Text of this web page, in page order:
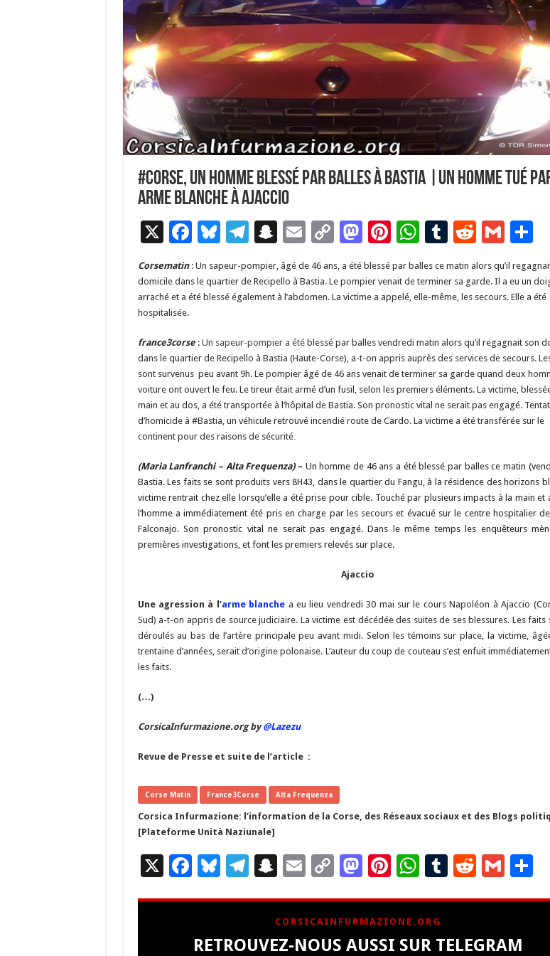
#Corse, un homme blessé par balles à Bastia |un homme tué
arme blanche à Ajaccio
X F
e
b
o
k
Bl
es
ky
T
el
e
gr
m
S
n
a
p
h
at
E
ai
l
C
p
y
n
k
M
as
to
d
n
Pi
nt
er
es
W
h
at
sA
p
T
m
bl
R
e
d
di
G
m
ai
l
P
ar
g
Corsematin : Un sapeur-pompier, âgé de 46 ans, a été blessé par balles ce matin alors qu’il
domicile dans le quartier de Recipello à Bastia. Le pompier venait de terminer sa garde. Il a eu un
arraché et a été blessé également à l’abdomen. La victime a appelé, elle-même, les secours. Elle a été
hospitalisée.
france3corse: Un sapeur-pompier a été blessé par balles vendredi matin alors qu’il regagnait son
dans le quartier de Recipello à Bastia (Haute-Corse), a-t-on appris auprès des services de secours.
sont survenus peu avant 9h. Le pompier âgé de 46 ans venait de terminer sa garde quand deux
voiture ont ouvert le feu. Le tireur était armé d’un fusil, selon les premiers éléments. La victime,
main et au dos, a été transportée à l’hôpital de Bastia. Son pronostic vital ne serait pas engagé.
d’homicide à #Bastia, un véhicule retrouvé incendié route de Cardo. La victime a été transférée sur le
continent pour des raisons de sécurité.
(Maria Lanfranchi – Alta Frequenza)– Un homme de 46 ans a été blessé par balles ce matin
Bastia. Les faits se sont produits vers 8H43, dans le quartier du Fangu, à la résidence des horizons
victime rentrait chez elle lorsqu’elle a été prise pour cible. Touché par plusieurs impacts à la main et
l’homme a immédiatement été pris en charge par les secours et évacué sur le centre hospitalier
Falconajo. Son pronostic vital ne serait pas engagé. Dans le même temps les enquêteurs
premières investigations, et font les premiers relevés sur place.
Ajaccio
Une agression à l’arme blanche a eu lieu vendredi 30 mai sur le cours Napoléon à Ajaccio
Sud) a-t-on appris de source judiciaire. La victime est décédée des suites de ses blessures. Les faits
déroulés au bas de l’artère principale peu avant midi. Selon les témoins sur place, la victime,
trentaine d’années, serait d’origine polonaise. L’auteur du coup de couteau s’est enfuit
les faits.
(…)
CorsicaInfurmazione.org by@Lazezu
Revue de Presse et suite de l’article :
Corse Matin France3Corse Alta Frequenza
Corsica Infurmazione: l’information de la Corse, des Réseaux sociaux et des Blogs
[Plateforme Unità Naziunale]
X F
b
Bl
ky
T
gr
S
a
p
E
ai
l
C
p
y
M
to
d
Pi
er
es
W
at
sA
T
bl
R
di
G
l
P
CORSICAINFURMAZIONE.ORG
RETROUVEZ-NOUS AUSSI SUR TELEGRAM